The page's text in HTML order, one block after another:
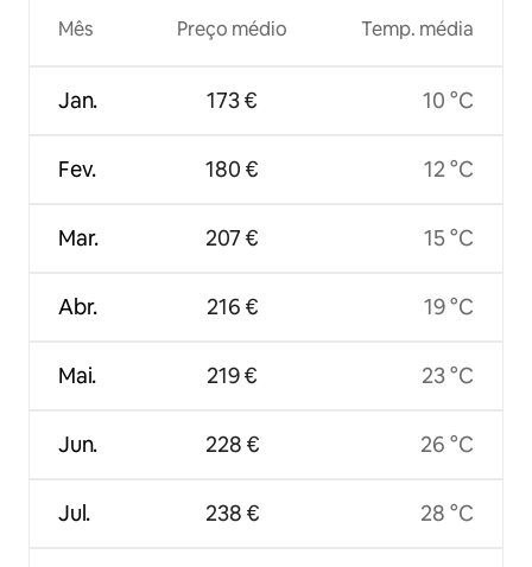
Mês
Jan.
Fev.
Mar.
Abr.
Mai.
Jun.
Jul.
Preço médio
173 €
180 €
207 €
216 €
219 €
228 €
238 €
Temp. média
10 °C
12 °C
15 °C
19 °C
23 °C
26 °C
28 °C